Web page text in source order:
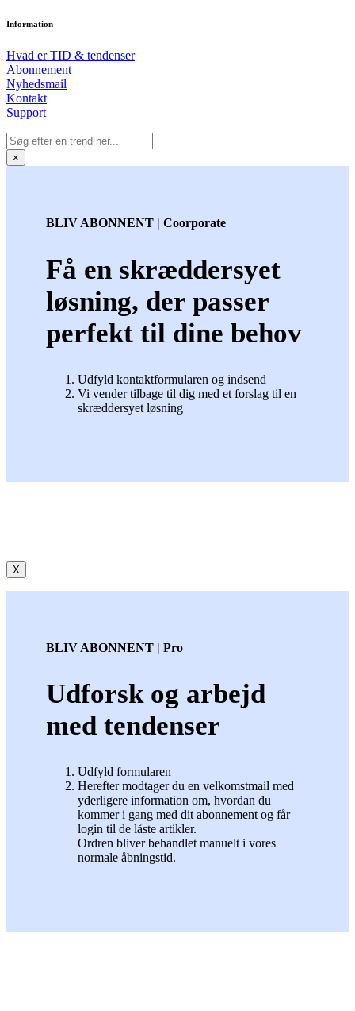
Information
Hvad er TID & tendenser
Abonnement
Nyhedsmail
Kontakt
Support
×
BLIV ABONNENT | Coorporate
Få en skræddersyet
løsning, der passer
perfekt til dine behov
Udfyld kontaktformularen og indsend
Vi vender tilbage til dig med et forslag til en
skræddersyet løsning
X
BLIV ABONNENT | Pro
Udforsk og arbejd
med tendenser
Udfyld formularen
Herefter modtager du en velkomstmail med
yderligere information om, hvordan du
kommer i gang med dit abonnement og får
login til de låste artikler.
Ordren bliver behandlet manuelt i vores
normale åbningstid.